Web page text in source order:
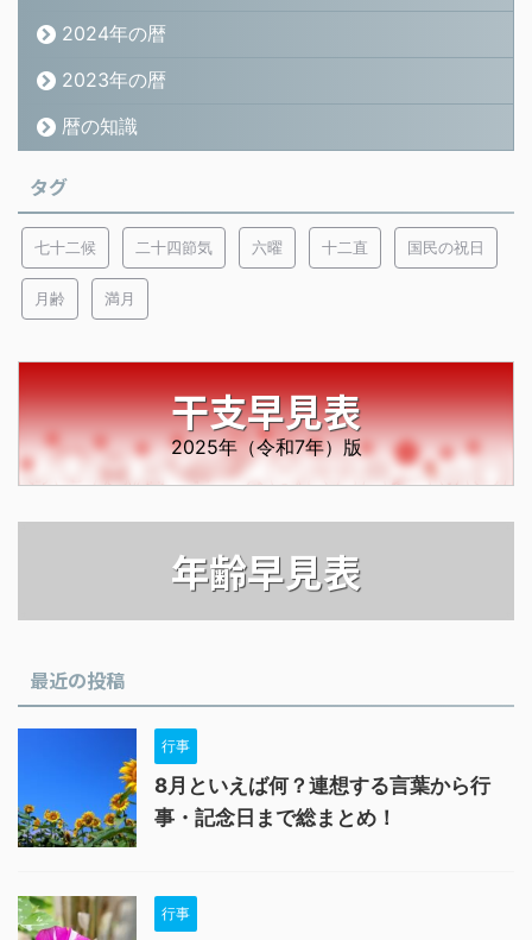
2024年の暦
2023年の暦
暦の知識
タグ
七十二候 二十四節気 六曜 十二直 国民の祝日
月齢 満月
干支早見表
2025年（令和7年）版
年齢早見表
最近の投稿
行事
8月といえば何？連想する言葉から行
事・記念日まで総まとめ！
行事